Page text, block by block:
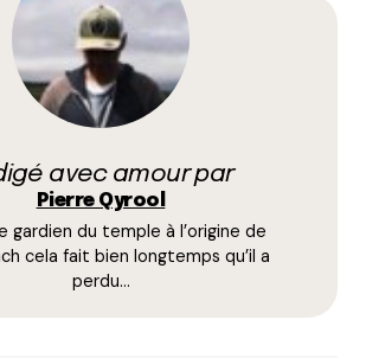
! J’ai pris un Bibibamp à
ni dessert !
certains dans la même rue font
avec entrée-plat-dessert à 18 €
feu à mon avis…
mon impression, vraiment
h 48 min
avec amour par
Pierre Qyrool
gardien du temple à l’origine de
cela fait bien longtemps qu’il a
perdu…